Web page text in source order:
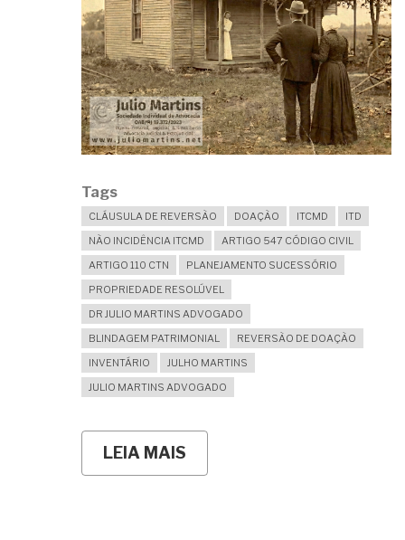
Tags
CLÁUSULA DE REVERSÃO DOAÇÃO ITCMD
ITD
NÃO INCIDÊNCIA ITCMD
ARTIGO 547 CÓDIGO CIVIL
ARTIGO 110 CTN
PLANEJAMENTO SUCESSÓRIO
PROPRIEDADE RESOLÚVEL
DR JULIO MARTINS ADVOGADO
BLINDAGEM PATRIMONIAL
REVERSÃO DE DOAÇÃO
INVENTÁRIO
JULHO MARTINS
JULIO MARTINS ADVOGADO
LEIA MAIS
DOEI